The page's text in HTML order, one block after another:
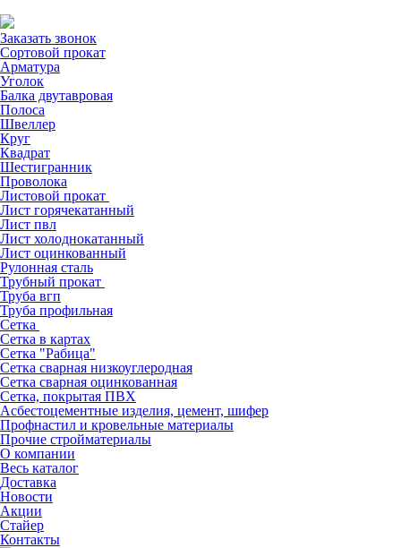
Заказать звонок
Сортовой прокат
Арматура
Уголок
Балка двутавровая
Полоса
Швеллер
Круг
Квадрат
Шестигранник
Проволока
Листовой прокат
Лист горячекатанный
Лист пвл
Лист холоднокатанный
Лист оцинкованный
Рулонная сталь
Трубный прокат
Труба вгп
Труба профильная
Сетка
Сетка в картах
Сетка "Рабица"
Сетка сварная низкоуглеродная
Сетка сварная оцинкованная
Сетка, покрытая ПВХ
Асбестоцементные изделия, цемент, шифер
Профнастил и кровельные материалы
Прочие стройматериалы
О компании
Весь каталог
Доставка
Новости
Акции
Стайер
Контакты